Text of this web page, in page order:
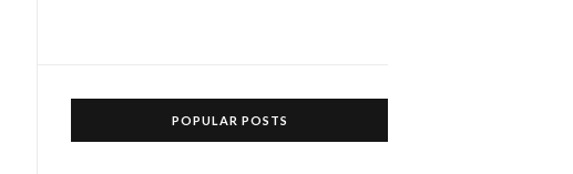
POPULAR POSTS